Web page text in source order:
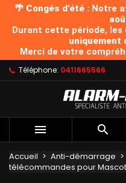
🌴 Congés d'été :Notre
Durant cette période, les
uniquement
Merci de votre
Téléphone: 0411665566
 
Accueil Anti-démarrage
télécommandes pour